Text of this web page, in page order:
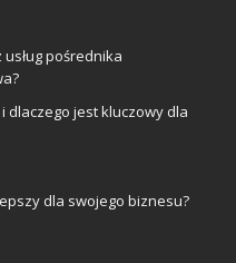
pośrednika
dlaczego jest kluczowy dla
dla swojego biznesu?